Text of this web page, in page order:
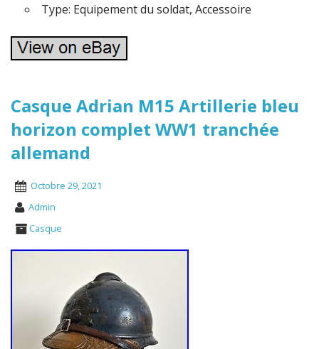
Type: Equipement du soldat, Accessoire
Casque Adrian M15 Artillerie bleu
horizon complet WW1 tranchée
allemand
Octobre 29, 2021
Admin
Casque